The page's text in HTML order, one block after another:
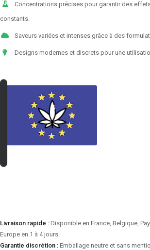
Concentrations précises pour garantir des
constants.
Saveurs variées et intenses grâce à des
Designs modernes et discrets pour une
Livraison rapide : Disponible en France, Belgique,
Europe en 1 à 4 jours.
Garantie discrétion : Emballage neutre et sans